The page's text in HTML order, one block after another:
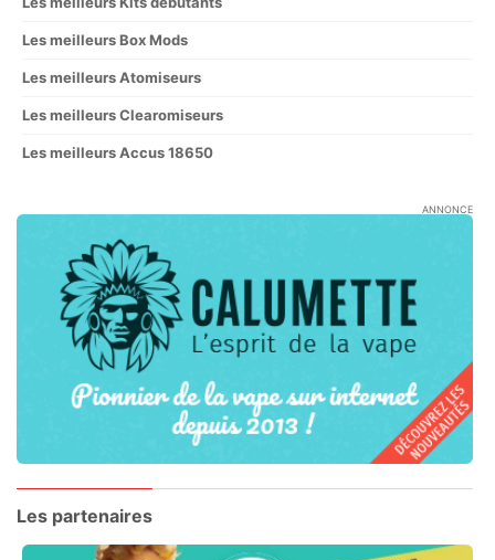
Les meilleurs Box Mods
Les meilleurs Atomiseurs
Les meilleurs Clearomiseurs
Les meilleurs Accus 18650
ANNONCE
Les partenaires